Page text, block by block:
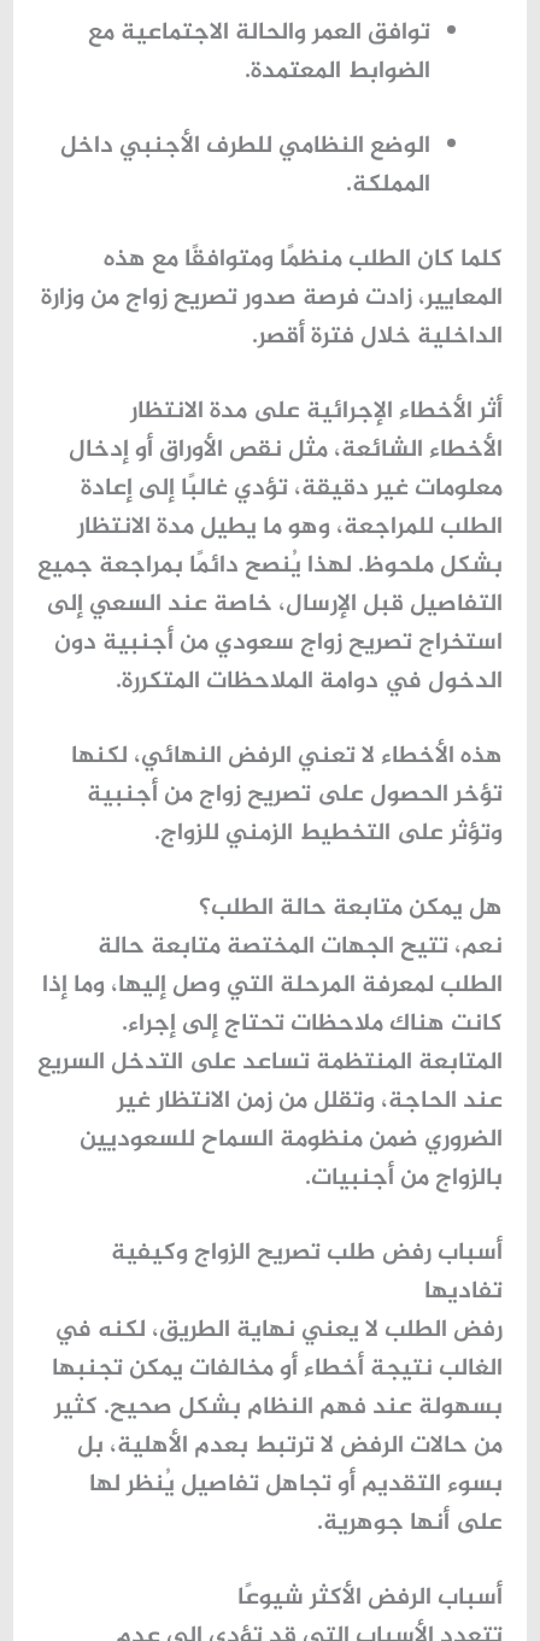
توافق العمر والحالة الاجتماعية مع
الضوابط المعتمدة.
الوضع النظامي للطرف الأجنبي داخل
المملكة.
كلما كان الطلب منظمًا ومتوافقًا مع هذه
المعايير، زادت فرصة صدورتصريح زواج من وزارة
الداخلية خلال فترة أقصر.
أثر الأخطاء الإجرائية على مدة الانتظار
الأخطاء الشائعة، مثل نقص الأوراق أو إدخال
معلومات غير دقيقة، تؤدي غالبًا إلى إعادة
الطلب للمراجعة، وهو ما يطيل مدة الانتظار
بشكل ملحوظ. لهذا يُنصح دائمًا بمراجعة جميع
التفاصيل قبل الإرسال، خاصة عند السعي إلى
استخراج تصريح زواج سعودي من أجنبية دون
الدخول في دوامة الملاحظات المتكررة.
هذه الأخطاء لا تعني الرفض النهائي، لكنها
تؤخر الحصول على تصريح زواج من أجنبية
وتؤثر على التخطيط الزمني للزواج.
هل يمكن متابعة حالة الطلب؟
نعم، تتيح الجهات المختصة متابعة حالة
الطلب لمعرفة المرحلة التي وصل إليها، وما إذا
كانت هناك ملاحظات تحتاج إلى إجراء.
المتابعة المنتظمة تساعد على التدخل السريع
عند الحاجة، وتقلل من زمن الانتظار غير
الضروري ضمن منظومة السماح للسعوديين
بالزواج من أجنبيات.
أسباب رفض طلب تصريح الزواج وكيفية
تفاديها
رفض الطلب لا يعني نهاية الطريق، لكنه في
الغالب نتيجة أخطاء أو مخالفات يمكن تجنبها
بسهولة عند فهم النظام بشكل صحيح. كثير
من حالات الرفض لا ترتبط بعدم الأهلية، بل
بسوء التقديم أو تجاهل تفاصيل يُنظر لها
على أنها جوهرية.
أسباب الرفض الأكثر شيوعًا